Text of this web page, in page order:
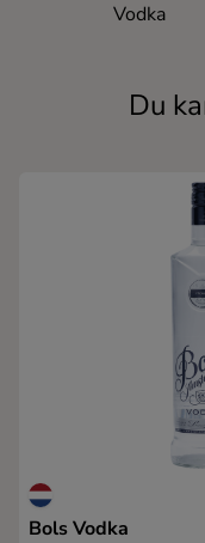
Vodka
Du
Bols Vodka